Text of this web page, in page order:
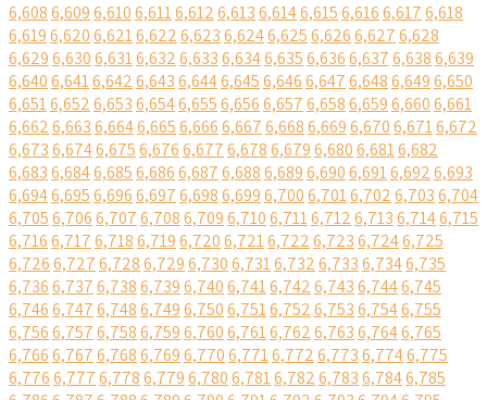
6,6086,6096,6106,6116,6126,6136,6146,6156,6166,6176,618
6,6196,6206,6216,6226,6236,6246,6256,6266,6276,628
6,6296,6306,6316,6326,6336,6346,6356,6366,6376,6386,639
6,6406,6416,6426,6436,6446,6456,6466,6476,6486,6496,650
6,6516,6526,6536,6546,6556,6566,6576,6586,6596,6606,661
6,6626,6636,6646,6656,6666,6676,6686,6696,6706,6716,672
6,6736,6746,6756,6766,6776,6786,6796,6806,6816,682
6,6836,6846,6856,6866,6876,6886,6896,6906,6916,6926,693
6,6946,6956,6966,6976,6986,6996,7006,7016,7026,7036,704
6,7056,7066,7076,7086,7096,7106,7116,7126,7136,7146,715
6,7166,7176,7186,7196,7206,7216,7226,7236,7246,725
6,7266,7276,7286,7296,7306,7316,7326,7336,7346,735
6,7366,7376,7386,7396,7406,7416,7426,7436,7446,745
6,7466,7476,7486,7496,7506,7516,7526,7536,7546,755
6,7566,7576,7586,7596,7606,7616,7626,7636,7646,765
6,7666,7676,7686,7696,7706,7716,7726,7736,7746,775
6,7766,7776,7786,7796,7806,7816,7826,7836,7846,785